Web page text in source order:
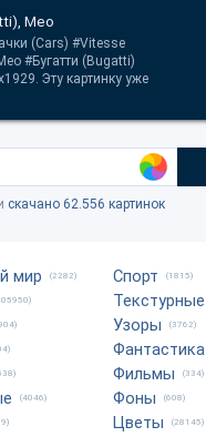
Meo
(Cars) #Vitesse
#Бугатти (Bugatti)
Эту картинку уже
скачано 62.556 картинок
мир (2282)
(4046)
Спорт (1815)
Текстурные
Узоры (3762)
Фантастика
Фильмы (334)
Фоны (608)
Цветы (28145)